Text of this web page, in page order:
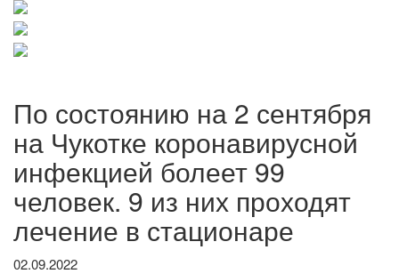
По состоянию на 2 сентября
на Чукотке коронавирусной
инфекцией болеет 99
человек. 9 из них проходят
лечение в стационаре
02.09.2022